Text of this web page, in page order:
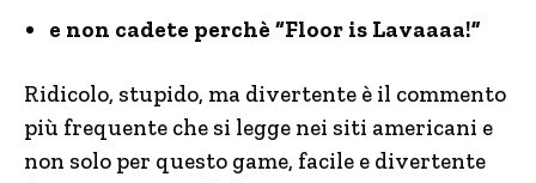
e non cadete perchè “Floor is Lavaaaa!”
Ridicolo, stupido, ma divertente è il commento
più frequente che si legge nei siti americani e
non solo per questo game, facile e divertente